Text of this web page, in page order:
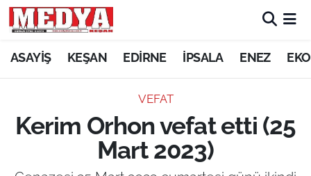
ASAYİŞ KEŞAN EDİRNE İPSALA ENEZ
VEFAT
Kerim Orhon vefat etti (25
Mart 2023)
KEŞAN
ASAYİŞ